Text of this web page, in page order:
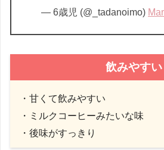
— 6歳児 (@_tadanoimo)
飲みやすい
・甘くて飲みやすい
・ミルクコーヒーみたいな味
・後味がすっきり